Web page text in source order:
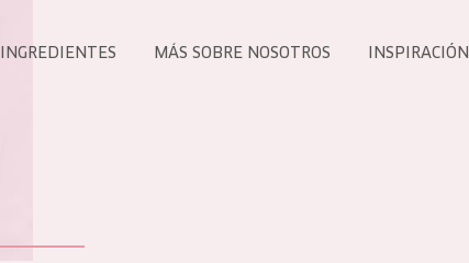
INGREDIENTES MÁS SOBRE NOSOTROS INSPIRACIÓN